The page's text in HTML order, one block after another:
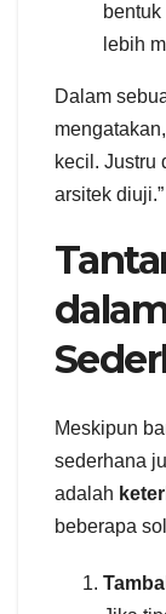
lebih
Dalam
kecil. Justru
arsitek diuji.”
Meskipun
sederhana
adalah
beberapa